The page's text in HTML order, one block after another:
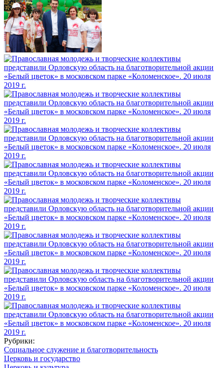
Рубрики:
Социальное служение и благотворительность
Церковь и государство